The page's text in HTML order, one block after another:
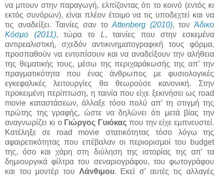
να μπουν στην παραγωγή, ελπίζοντας ότι το κοινό (εντός κι
εκτός συνόρων), είναι πλέον έτοιμο να τις υποδεχτεί και να
τις αναδείξει. Ταινίες σαν τοAttenberg (2010), τον Άδικο
Κόσμο (2011), τώρα το L, ταινίες που στην εσκεμένα
αντιρεαλιστική, σχεδόν αντικινηματογραφική τους φόρμα,
προσπαθούν να εντοπίσουν και να αναδείξουν την αλήθεια
της θεματικής τους, μέσω της περιχαράκωσής της απ’ την
πραγματικότητα που ένας άνθρωπος με φυσιολογικές
εγκεφαλικές λειτουργίες θα θεωρούσε κανονική. Στην
προκειμένη περίπτωση, η ταινία που είχε ξεκινήσει ως road
movie καταστάσεων, άλλαξε τόσο πολύ απ’ τη στιγμή της
πρώτης της γραφής, ώστε να δηλώνει ότι μετά βίας την
αναγνωρίζει κι ο Γιώργος Γυιόκας που την είχε εμπνευστεί.
Κατέληξε σε road movie στατικότητας τόσο λόγω της
αφαιρετικότητας που επέβαλαν οι περιορισμοί του budget
της, όσο και χάρη στη διύληση της ιστορίας της απ’ τα
δημιουργικά φίλτρα του σεναριογράφου, του φωτογράφου
και του μοντέρ του Λάνθιμου. Εκεί σ’ αυτές τις αλλαγές